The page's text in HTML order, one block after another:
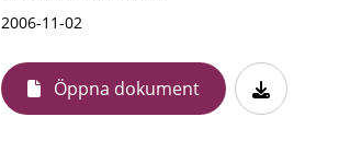
2006-11-02
Öppna dokument